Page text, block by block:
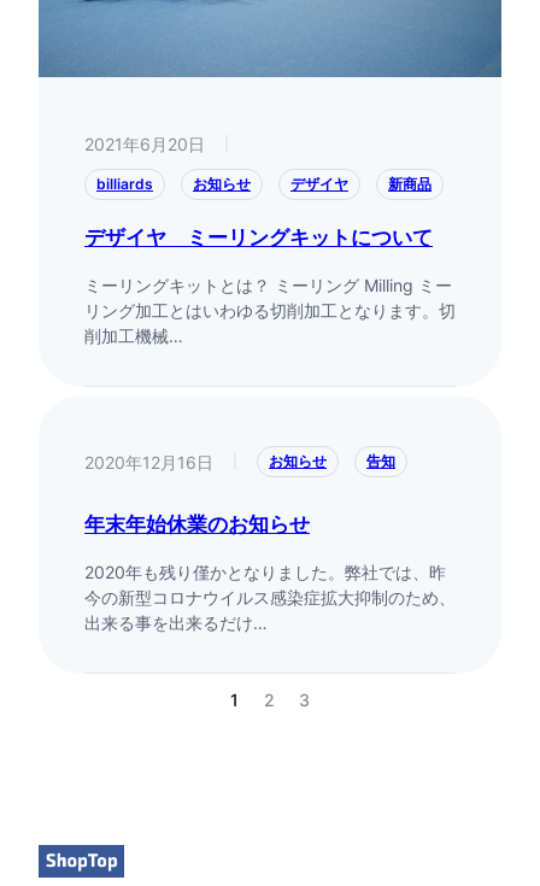
2021年6月20日
billiards お知らせ デザイヤ 新商品
デザイヤ ミーリングキットについて
ミーリングキットとは？ ミーリング Milling ミー
リング加工とはいわゆる切削加工となります。切
削加工機械…
2020年12月16日 お知らせ 告知
年末年始休業のお知らせ
2020年も残り僅かとなりました。弊社では、昨
今の新型コロナウイルス感染症拡大抑制のため、
出来る事を出来るだけ…
1 2 3